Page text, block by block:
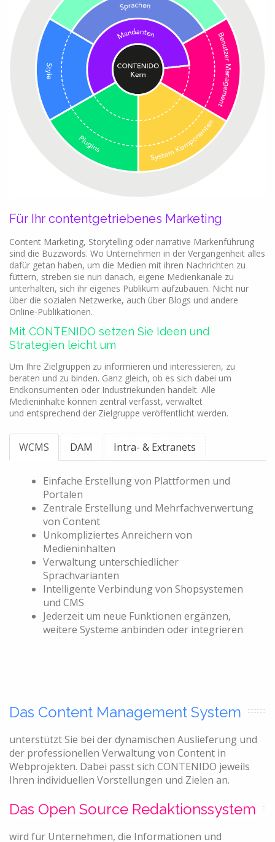
Für Ihr contentgetriebenes Marketing
Content Marketing, Storytelling oder narrative Markenführung
sind die Buzzwords. Wo Unternehmen in der Vergangenheit alles
dafür getan haben, um die Medien mit ihren Nachrichten zu
füttern, streben sie nun danach, eigene Medienkanäle zu
unterhalten, sich ihr eigenes Publikum aufzubauen. Nicht nur
über die sozialen Netzwerke, auch über Blogs und andere
Online-Publikationen.
Mit CONTENIDO setzen Sie Ideen und
Strategien leicht um
Um Ihre Zielgruppen zu informieren und interessieren, zu
beraten und zu binden. Ganz gleich, ob es sich dabei um
Endkonsumenten oder Industriekunden handelt. Alle
Medieninhalte können zentral verfasst, verwaltet
und entsprechend der Zielgruppe veröffentlicht werden.
WCMS DAM Intra- & Extranets
Einfache Erstellung von Plattformen und
Portalen
Zentrale Erstellung und Mehrfachverwertung
von Content
Unkompliziertes Anreichern von
Medieninhalten
Verwaltung unterschiedlicher
Sprachvarianten
Intelligente Verbindung von Shopsystemen
und CMS
Jederzeit um neue Funktionen ergänzen,
weitere Systeme anbinden oder integrieren
Das Content Management System
unterstützt Sie bei der dynamischen Auslieferung und
der professionellen Verwaltung von Content in
Webprojekten. Dabei passt sich CONTENIDO jeweils
Ihren individuellen Vorstellungen und Zielen an.
Das Open Source Redaktionssystem
wird für Unternehmen, die Informationen und